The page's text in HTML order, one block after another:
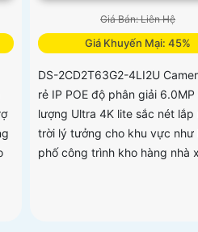
Giá Bán: Liên Hệ
Giá Khuyến Mại: 45%
DS-2CD2T63G2-4LI2U
rẻ IP POE độ phân giải
lượng Ultra 4K lite sắc nét lắp
trời lý tưởng cho khu vực như
phố công trình kho hàng nhà